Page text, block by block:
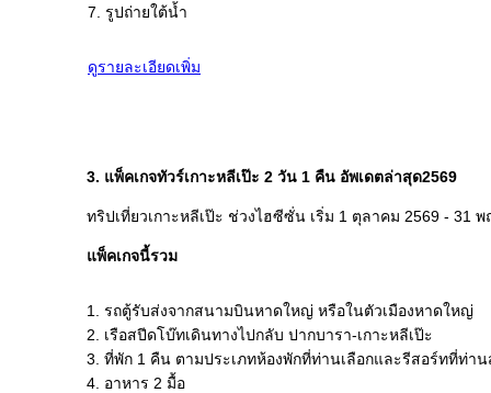
7. รูปถ่ายใต้น้ำ
ดูรายละเอียดเพิ่ม
3. แพ็คเกจทัวร์เกาะหลีเป๊ะ 2 วัน 1 คืน อัพเดตล่าสุด2569
ทริปเที่ยวเกาะหลีเป๊ะ ช่วงไฮซีซั่น เริ่ม 1 ตุลาคม 2569 - 31
แพ็คเกจนี้รวม
1. รถตู้รับส่งจากสนามบินหาดใหญ่ หรือในตัวเมืองหาดใหญ่
2. เรือสปีดโบ๊ทเดินทางไปกลับ ปากบารา-เกาะหลีเป๊ะ
3. ที่พัก 1 คืน ตามประเภทห้องพักที่ท่านเลือกและรีสอร์ทที่ท่า
4. อาหาร 2 มื้อ